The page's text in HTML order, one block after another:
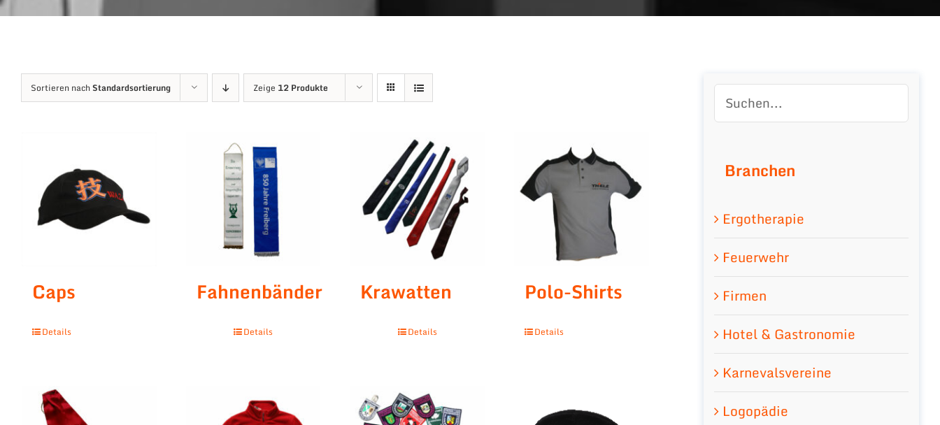
Sortieren nachStandardsortierung Zeige 12 Produkte
Caps
Details
Fahnenbänder
Details
Krawatten
Details
Polo-Shirts
Details
Branchen
Ergotherapie
Feuerwehr
Firmen
Hotel & Gastronomie
Karnevalsvereine
Logopädie